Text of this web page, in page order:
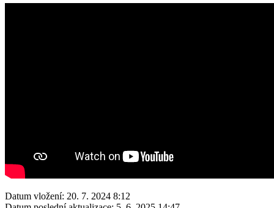
Datum vložení: 20. 7. 2024 8:12